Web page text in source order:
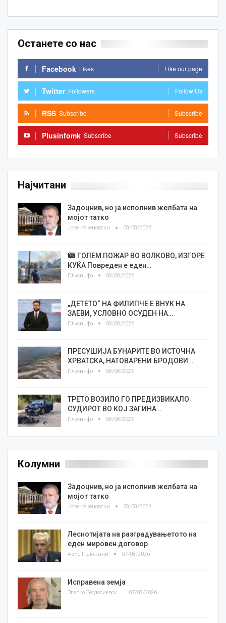
Останете со нас
Facebook Likes Like our page
Twitter Followers Follow Us
RSS Subscribe Subscribe
Plusinfomk Subscribe Subscribe
Најчитани
Задоцнив, но ја исполнив желбата на
мојот татко
Јове Кекеновски 08/08/2026
ГОЛЕМ ПОЖАР ВО ВОЛКОВО, ИЗГОРЕ
КУЌА Повреден е еден…
Плусинфо 08/08/2026
„ДЕТЕТО“ НА ФИЛИПЧЕ Е ВНУК НА
ЗАЕВИ, УСЛОВНО ОСУДЕН НА…
Плусинфо 08/08/2026
ПРЕСУШИЈА БУНАРИТЕ ВО ИСТОЧНА
ХРВАТСКА, НАТОВАРЕНИ БРОДОВИ…
Плусинфо 08/08/2026
ТРЕТО ВОЗИЛО ГО ПРЕДИЗВИКАЛО
СУДИРОТ ВО КОЈ ЗАГИНА…
Плусинфо 08/08/2026
Колумни
Задоцнив, но ја исполнив желбата на
мојот татко
Јове Кекеновски 08/08/2026
Леснотијата на разградувањетото на
еден мировен договор
Азис Положани 07/08/2026
Исправена земја
Златко Теодосиевски 07/08/2026